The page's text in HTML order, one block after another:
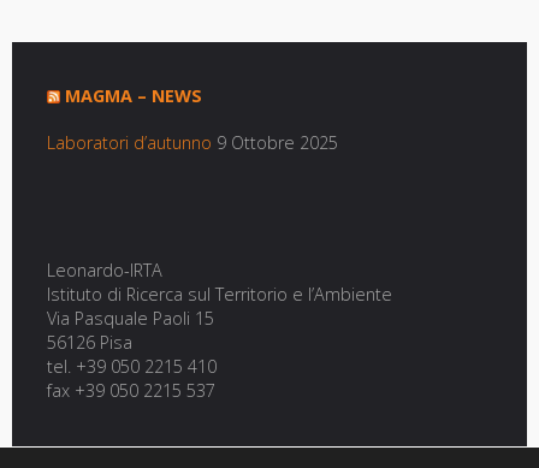
MAGMA – NEWS
Laboratori d’autunno 9 Ottobre 2025
Leonardo-IRTA
Istituto di Ricerca sul Territorio e l’Ambiente
Via Pasquale Paoli 15
56126 Pisa
tel. +39 050 2215 410
fax +39 050 2215 537